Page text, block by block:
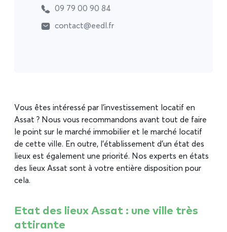
Vous êtes intéressé par l’investissement locatif en
Assat ? Nous vous recommandons avant tout de faire
le point sur le marché immobilier et le marché locatif
de cette ville. En outre, l’établissement d’un état des
lieux est également une priorité. Nos experts en états
des lieux Assat sont à votre entière disposition pour
cela.
Etat des lieux Assat : une ville très
attirante
09 79 00 90 84
contact@eedl.fr